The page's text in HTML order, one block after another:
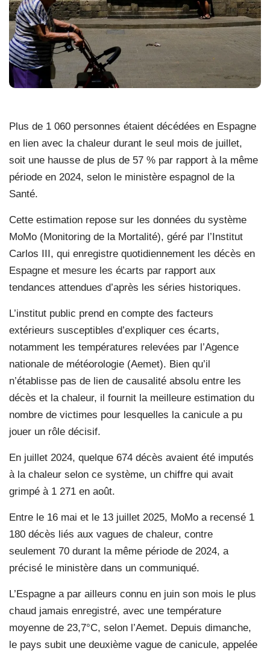
Plus de 1 060 personnes étaient décédées en Espagne
en lien avec la chaleur durant le seul mois de juillet,
soit une hausse de plus de 57 % par rapport à la même
période en 2024, selon le ministère espagnol de la
Santé.
Cette estimation repose sur les données du système
MoMo (Monitoring de la Mortalité), géré par l’Institut
Carlos III, qui enregistre quotidiennement les décès en
Espagne et mesure les écarts par rapport aux
tendances attendues d’après les séries historiques.
L’institut public prend en compte des facteurs
extérieurs susceptibles d’expliquer ces écarts,
notamment les températures relevées par l’Agence
nationale de météorologie (Aemet). Bien qu’il
n’établisse pas de lien de causalité absolu entre les
décès et la chaleur, il fournit la meilleure estimation du
nombre de victimes pour lesquelles la canicule a pu
jouer un rôle décisif.
En juillet 2024, quelque 674 décès avaient été imputés
à la chaleur selon ce système, un chiffre qui avait
grimpé à 1 271 en août.
Entre le 16 mai et le 13 juillet 2025, MoMo a recensé 1
180 décès liés aux vagues de chaleur, contre
seulement 70 durant la même période de 2024, a
précisé le ministère dans un communiqué.
L’Espagne a par ailleurs connu en juin son mois le plus
chaud jamais enregistré, avec une température
moyenne de 23,7°C, selon l’Aemet. Depuis dimanche,
le pays subit une deuxième vague de canicule, appelée